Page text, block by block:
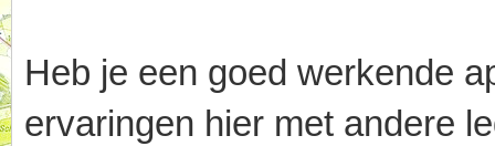
Heb je een goed werkende
ervaringen hier met andere